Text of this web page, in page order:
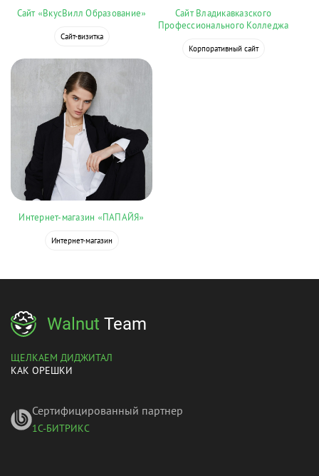
Сайт «ВкусВилл Образование»
Сайт-визитка
Сайт Владикавказского
Профессионального Колледжа
Корпоративный сайт
Интернет-магазин «ПАПАЙЯ»
Интернет-магазин
Walnut Team
ЩЕЛКАЕМ ДИДЖИТАЛ
КАК ОРЕШКИ
Сертифицированный партнер
1С-БИТРИКС